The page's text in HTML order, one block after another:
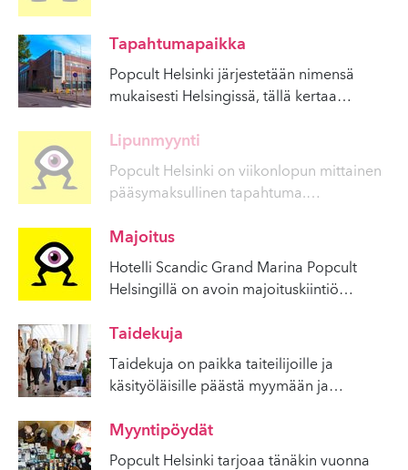
Tapahtumapaikka
Popcult Helsinki järjestetään nimensä
mukaisesti Helsingissä, tällä kertaa…
Lipunmyynti
Popcult Helsinki on viikonlopun mittainen
pääsymaksullinen tapahtuma.…
Majoitus
Hotelli Scandic Grand Marina Popcult
Helsingillä on avoin majoituskiintiö…
Taidekuja
Taidekuja on paikka taiteilijoille ja
käsityöläisille päästä myymään ja…
Myyntipöydät
Popcult Helsinki tarjoaa tänäkin vuonna